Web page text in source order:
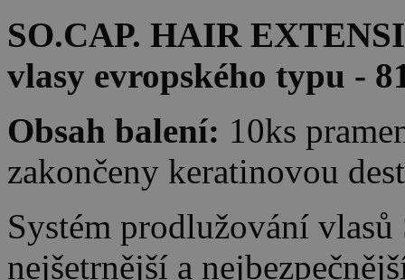
SO.CAP. HAIR
vlasy evropského typu -
Obsah balení: 10ks
zakončeny keratinovou
Systém prodlužování
nejšetrnější a